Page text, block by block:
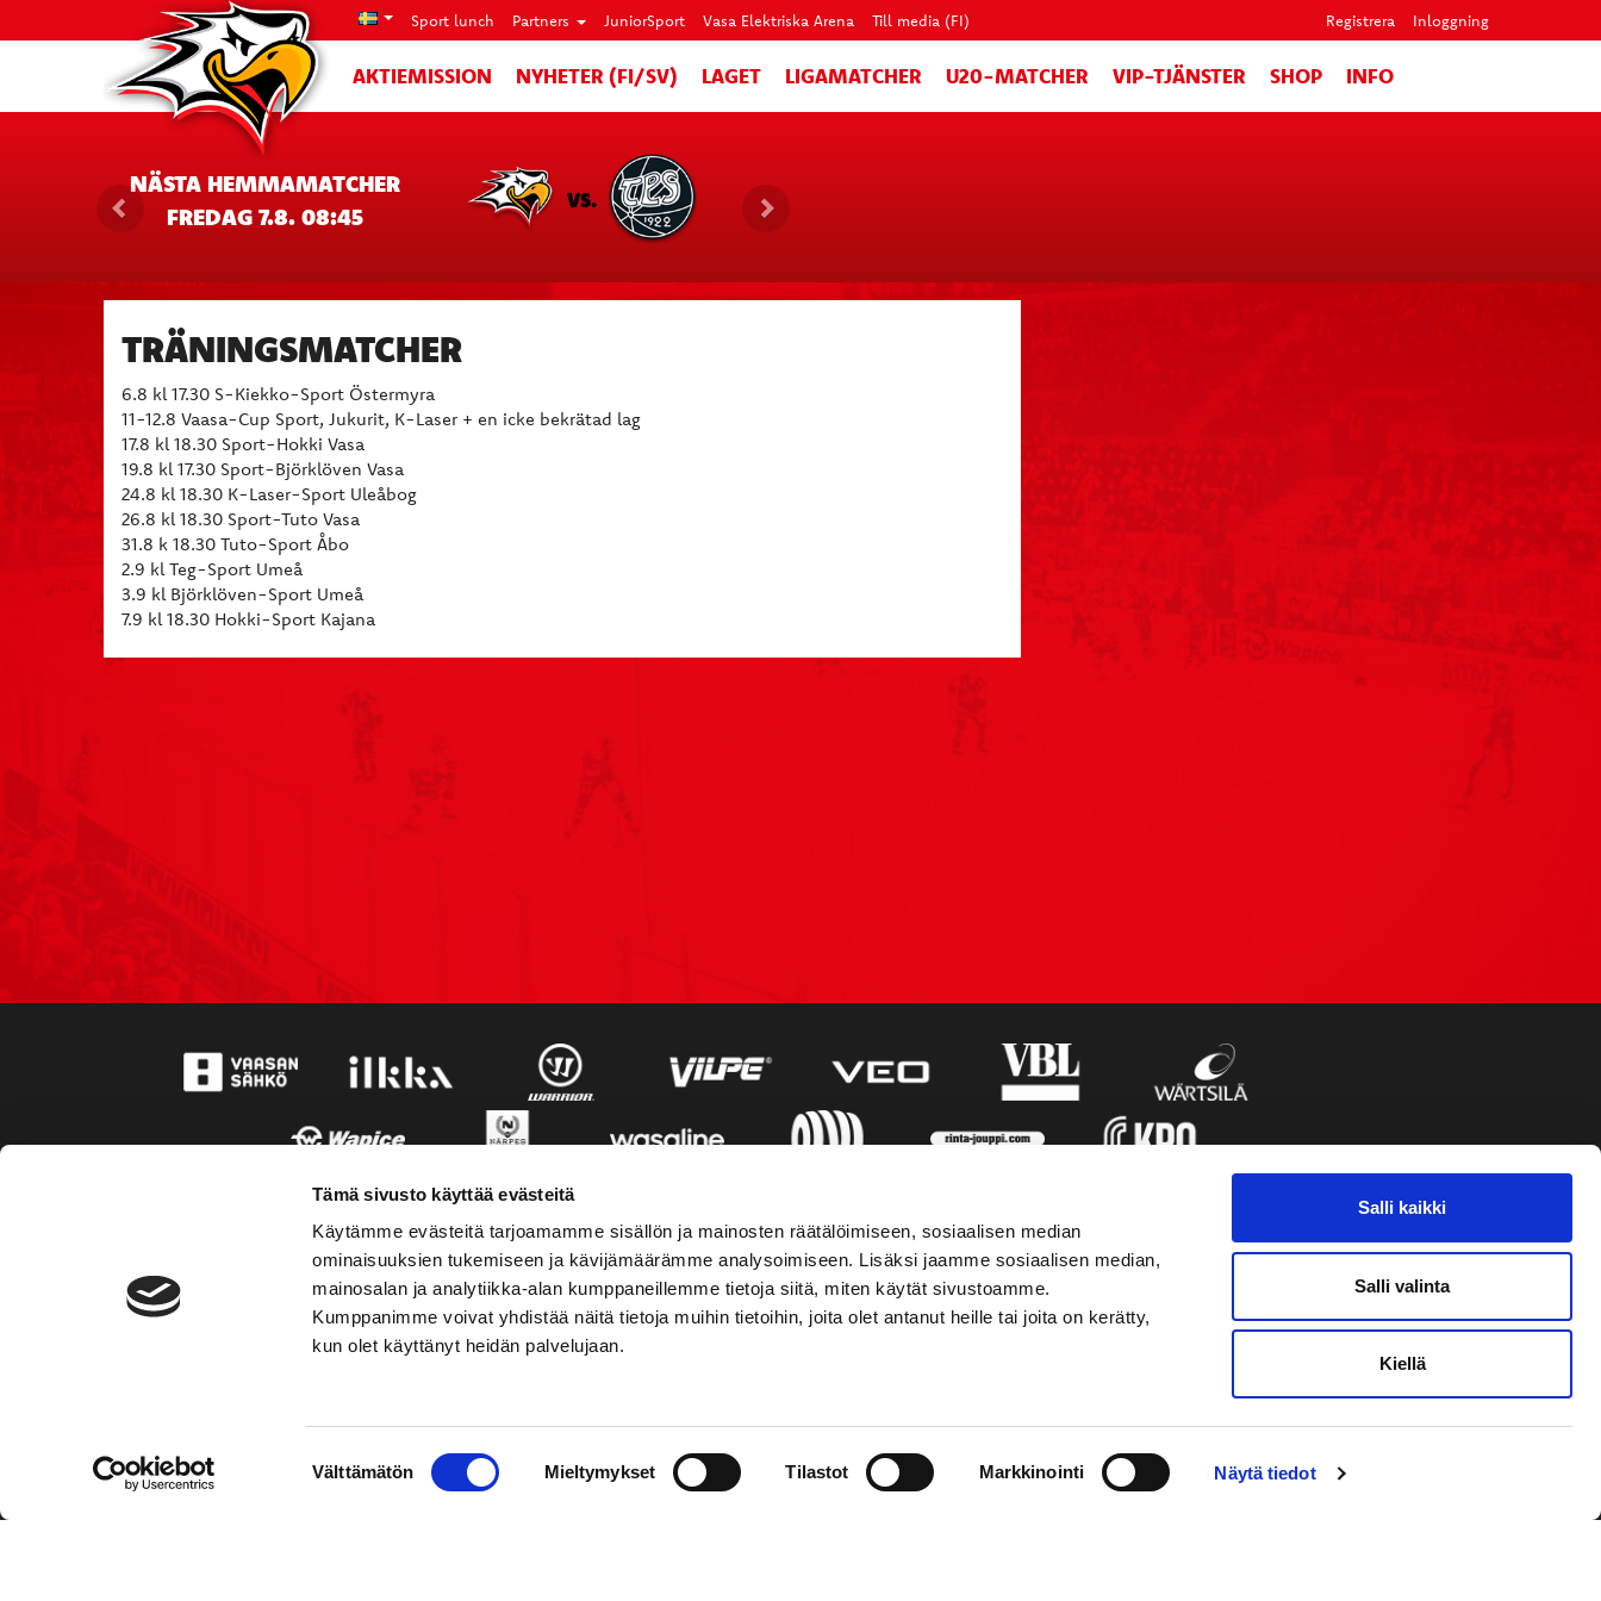
Tämä sivusto käyttää evästeitä
Käytämme evästeitä tarjoamamme sisällön ja mainosten räätälöimiseen, sosiaalisen median
ominaisuuksien tukemiseen ja kävijämäärämme analysoimiseen. Lisäksi jaamme sosiaalisen median,
mainosalan ja analytiikka-alan kumppaneillemme tietoja siitä, miten käytät sivustoamme.
Kumppanimme voivat yhdistää näitä tietoja muihin tietoihin, joita olet antanut heille tai joita on kerätty,
kun olet käyttänyt heidän palvelujaan.
Välttämätön Mieltymykset Tilastot Markkinointi Näytä tiedot
Salli kaikki
Salli valinta
Kiellä
Sport lunch Partners JuniorSport Vasa Elektriska Arena Till media (FI) Registrera Inloggning
AKTIEMISSION NYHETER (FI/SV) LAGET LIGAMATCHER U20-MATCHER VIP-TJÄNSTER SHOP INFO
NÄSTA HEMMAMATCHER
FREDAG 7.8. 08:45
VS.
TRÄNINGSMATCHER
6.8 kl 17.30 S-Kiekko-Sport Östermyra
11-12.8 Vaasa-Cup Sport, Jukurit, K-Laser + en icke bekrätad lag
17.8 kl 18.30 Sport-Hokki Vasa
19.8 kl 17.30 Sport-Björklöven Vasa
24.8 kl 18.30 K-Laser-Sport Uleåbog
26.8 kl 18.30 Sport-Tuto Vasa
31.8 k 18.30 Tuto-Sport Åbo
2.9 kl Teg-Sport Umeå
3.9 kl Björklöven-Sport Umeå
7.9 kl 18.30 Hokki-Sport Kajana
Hockey-Team Vaasan Sport Oy
KONTAKTINFORMATION
Puh: 02 01 555 600
sportshop@vaasansport.fi
SOCIALA MEDIER
facebook
VAASAN SPORT
NYHETSBREVET